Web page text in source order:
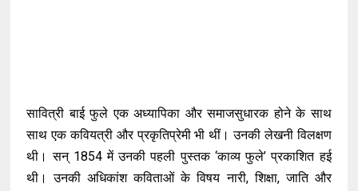
सावित्री बाई फुले एक अध्यापिका और समाजसुधारक होने के साथ
साथ एक कवियत्री और प्रकृतिप्रेमी भी थीं। उनकी लेखनी विलक्षण
थी। सन् 1854 में उनकी पहली पुस्तक ‘काव्य फुले’ प्रकाशित हई
थी। उनकी अधिकांश कविताओं के विषय नारी, शिक्षा, जाति और